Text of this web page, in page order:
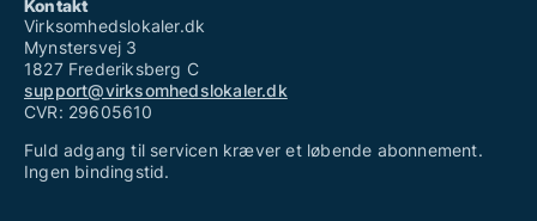
Kontakt
Virksomhedslokaler.dk
Mynstersvej 3
1827 Frederiksberg C
support@virksomhedslokaler.dk
CVR: 29605610
Fuld adgang til servicen kræver et løbende abonnement.
Ingen bindingstid.